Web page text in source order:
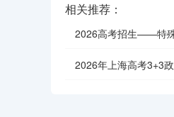
相关推荐：
2026高考招生——特
2026年上海高考3+3